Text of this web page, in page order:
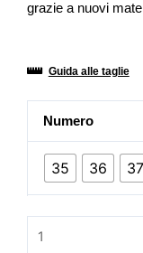
grazie a nuovi
Guida alle taglie
Numero
35 36 37
GOLD
DONNA
quantità